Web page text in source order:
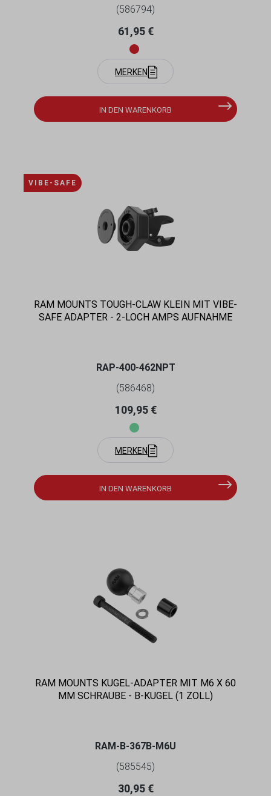
(586794)
Regulärer Preis:
61,95 €
MERKEN
IN DEN WARENKORB
VIBE-SAFE
RAM MOUNTS TOUGH-CLAW KLEIN MIT VIBE-
SAFE ADAPTER - 2-LOCH AMPS AUFNAHME
RAP-400-462NPT
(586468)
Regulärer Preis:
109,95 €
MERKEN
IN DEN WARENKORB
RAM MOUNTS KUGEL-ADAPTER MIT M6 X 60
MM SCHRAUBE - B-KUGEL (1 ZOLL)
RAM-B-367B-M6U
(585545)
Regulärer Preis:
30,95 €